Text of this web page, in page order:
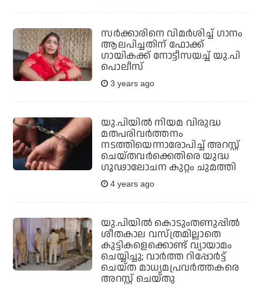
സര്‍ക്കാരിനെ വിമര്‍ശിച്ച് ഗാനം
ആലപിച്ചതിന് ഫോക്ക്
ഗായികക്ക് നോട്ടീസയച്ച് യു.പി
പൊലീസ്
3 years ago
യു.പിയില്‍ നിയമ വിരുദ്ധ
മതപരിവര്‍ത്തനം
നടത്തിയെന്നാരോപിച്ച് അറസ്റ്റ്
ചെയ്തവര്‍ക്കെതിരെ യുദ്ധ
ഗൂഢാലോചന കുറ്റം ചുമത്തി
4 years ago
യു.പിയില്‍ കൊടുംതണുപ്പില്‍
ശീതകാല വസ്ത്രമില്ലാതെ
കുട്ടികളെക്കൊണ്ട് വ്യായാമം
ചെയ്യിച്ചു; വാര്‍ത്ത റിപ്പോര്‍ട്ട്
ചെയ്ത മാധ്യമപ്രവര്‍ത്തകരെ
അറസ്റ്റ് ചെയ്തു